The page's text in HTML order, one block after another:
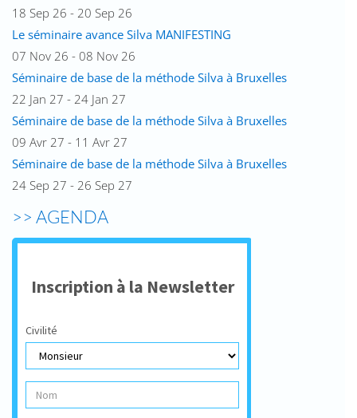
18 Sep 26 - 20 Sep 26
Le séminaire avance Silva MANIFESTING
07 Nov 26 - 08 Nov 26
Séminaire de base de la méthode Silva à Bruxelles
22 Jan 27 - 24 Jan 27
Séminaire de base de la méthode Silva à Bruxelles
09 Avr 27 - 11 Avr 27
Séminaire de base de la méthode Silva à Bruxelles
24 Sep 27 - 26 Sep 27
>> AGENDA